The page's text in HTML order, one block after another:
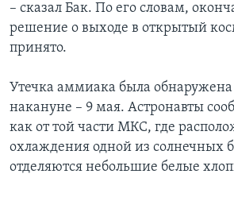
– сказал Бак. По его словам,
решение о выходе в открытый
принято.
Утечка аммиака была
накануне – 9 мая. Астронавты
как от той части МКС, где
охлаждения одной из солнечных
отделяются небольшие белые